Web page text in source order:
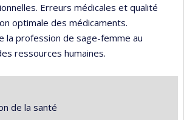
Erreurs médicales et qualité
optimale des médicaments.
la profession de sage-femme au
ressources humaines.
de la santé